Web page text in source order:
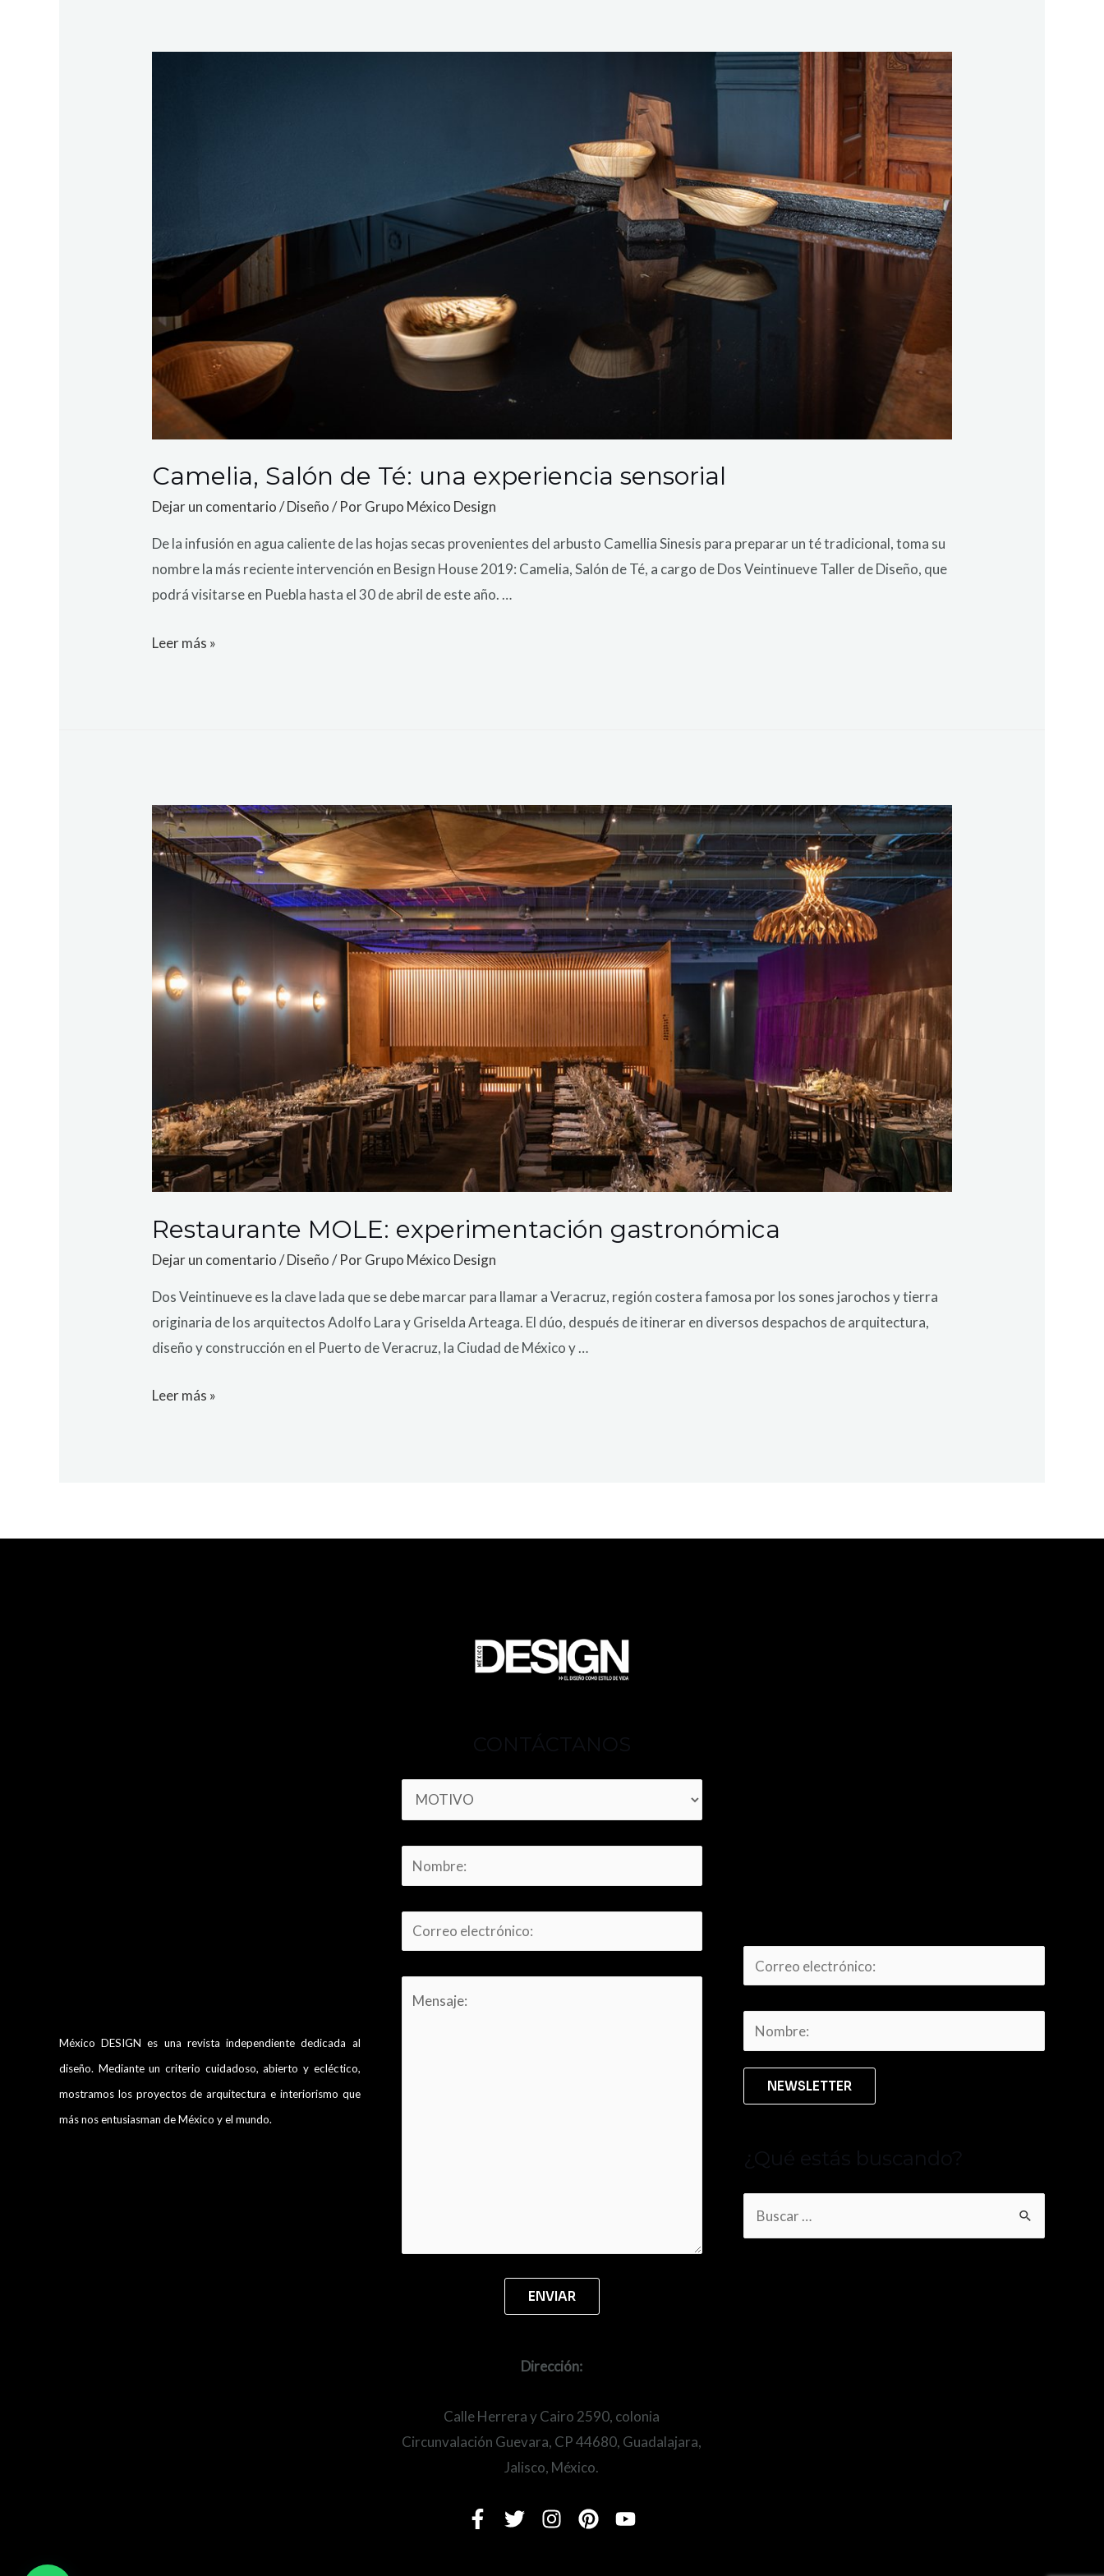
Camelia, Salón de Té: una experiencia sensorial
Dejar un comentario /Diseño/ PorGrupo México Design
De la infusión en agua caliente de las hojas secas provenientes del arbusto Camellia Sinesis para preparar un té tradicional, toma su
nombre la más reciente intervención en Besign House 2019: Camelia, Salón de Té, a cargo de Dos Veintinueve Taller de Diseño, que
podrá visitarse en Puebla hasta el 30 de abril de este año. …
Leer más »
Restaurante MOLE: experimentación gastronómica
Dejar un comentario /Diseño/ PorGrupo México Design
Dos Veintinueve es la clave lada que se debe marcar para llamar a Veracruz, región costera famosa por los sones jarochos y tierra
originaria de los arquitectos Adolfo Lara y Griselda Arteaga. El dúo, después de itinerar en diversos despachos de arquitectura,
diseño y construcción en el Puerto de Veracruz, la Ciudad de México y …
Leer más »
México DESIGN es una revista independiente dedicada al
diseño. Mediante un criterio cuidadoso, abierto y ecléctico,
mostramos los proyectos de arquitectura e interiorismo que
más nos entusiasman de México y el mundo.
CONTÁCTANOS
Dirección:
Calle Herrera y Cairo 2590, colonia
Circunvalación Guevara, CP 44680, Guadalajara,
Jalisco, México.
¿Qué estás buscando?